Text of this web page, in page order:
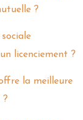
?
licenciement ?
la meilleure
?